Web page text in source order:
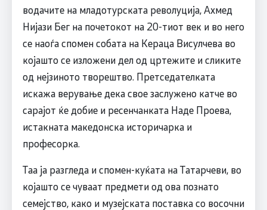
водачите на младотурската револуција, Ахмед
Нијази Бег на почетокот на 20-тиот век и во него
се наоѓа спомен собата на Кераца Висулчева во
којашто се изложени дел од цртежите и сликите
од нејзиното творештво. Претседателката
искажа верување дека свое заслужено катче во
сарајот ќе добие и ресенчанката Наде Проева,
истакната македонска историчарка и
професорка.
Таа ја разгледа и спомен-куќата на Татарчеви, во
којашто се чуваат предмети од ова познато
семејство, како и музејската поставка со восочни